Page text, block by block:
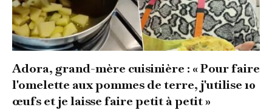
Adora, grand-mère cuisinière : « Pour faire
l'omelette aux pommes de terre, j'utilise 10
œufs et je laisse faire petit à petit »